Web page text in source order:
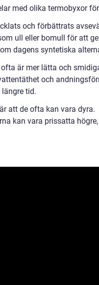
med olika termobyxor
och förbättrats
ull eller bomull för att
dagens syntetiska
är mer lätta och
och
tid.
att de ofta kan vara dyra.
kan vara prissatta